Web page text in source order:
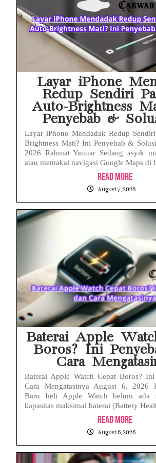
Layar iPhone
Redup Sendiri
Auto-Brightness
Penyebab &
Layar iPhone Mendadak Redup
Brightness Mati? Ini Penyebab &
2026 Rahmat Yanuar Sedang asyik
atau memakai navigasi Google Maps di
Read More
August 7, 2026
Baterai Apple
Boros? Ini
Cara
Baterai Apple Watch Cepat Boros? Ini
Cara Mengatasinya August 6, 2026
Baru beli Apple Watch belum ada
kapasitas maksimal baterai (Battery
Read More
August 6, 2026